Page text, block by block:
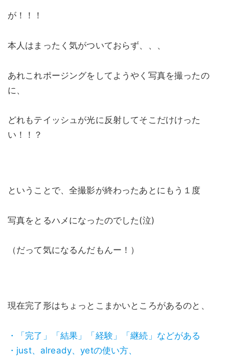
が！！！
本人はまったく気がついておらず、、、
あれこれポージングをしてようやく写真を撮ったの
に、
どれもテイッシュが光に反射してそこだけけった
い！！？
ということで、全撮影が終わったあとにもう１度
写真をとるハメになったのでした(泣)
（だって気になるんだもんー！）
現在完了形はちょっとこまかいところがあるのと、
・「完了」「結果」「経験」「継続」などがある
・just、already、yetの使い方、